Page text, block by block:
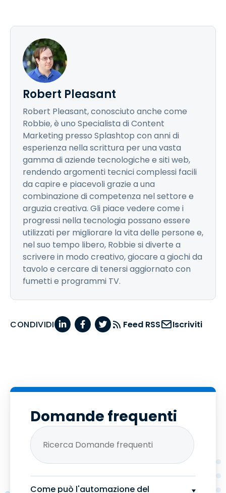
Robert Pleasant
Robert Pleasant, conosciuto anche come
Robbie, è uno Specialista di Content
Marketing presso Splashtop con anni di
esperienza nella scrittura per una vasta
gamma di aziende tecnologiche e siti web,
rendendo argomenti tecnici complessi facili
da capire e piacevoli grazie a una
combinazione di competenza nel settore e
arguzia creativa. Gli piace vedere come i
progressi nella tecnologia possano essere
utilizzati per migliorare la vita delle persone e,
nel suo tempo libero, Robbie si diverte a
scrivere in modo creativo, giocare a giochi da
tavolo e cercare di tenersi aggiornato con
fumetti e programmi TV.
CONDIVIDI Feed RSS Iscriviti
Domande frequenti
Come può l'automazione del